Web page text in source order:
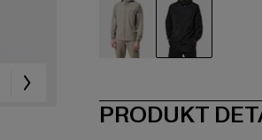
PRODUKT